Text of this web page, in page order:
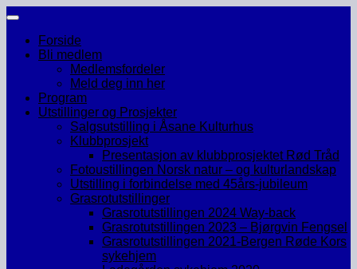
Skip
contentForside
Bli medlem
Medlemsfordeler
Meld deg inn her
Program
Utstillinger og Prosjekter
Salgsutstilling i Åsane Kulturhus
Klubbprosjekt
Presentasjon av klubbprosjektet Rød Tråd
Fotoustillingen Norsk natur – og kulturlandskap
Utstilling i forbindelse med 45års-jubileum
Grasrotutstillinger
Grasrotutstillingen 2024 Way-back
Grasrotutstillingen 2023 – Bjørgvin Fengsel
Grasrotutstillingen 2021-Bergen Røde Kors
sykehjem